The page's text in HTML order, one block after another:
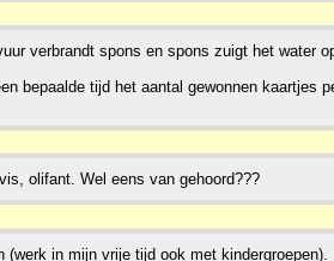
verbrandt spons en spons zuigt het water
bepaalde tijd het aantal gewonnen kaartjes
olifant. Wel eens van gehoord???
in mijn vrije tijd ook met kindergroepen).